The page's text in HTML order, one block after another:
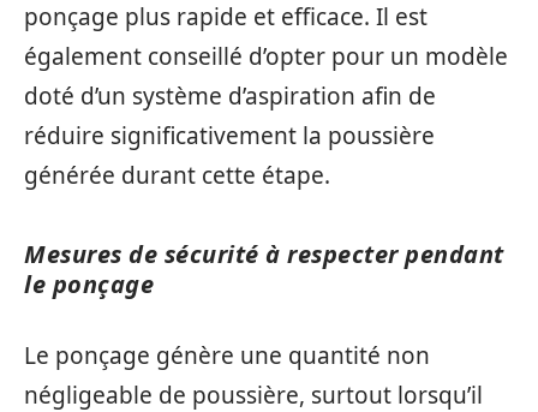
ponçage plus rapide et efficace. Il est
également conseillé d’opter pour un modèle
doté d’un système d’aspiration afin de
réduire significativement la poussière
générée durant cette étape.
Mesures de sécurité à respecter pendant
le ponçage
Le ponçage génère une quantité non
négligeable de poussière, surtout lorsqu’il